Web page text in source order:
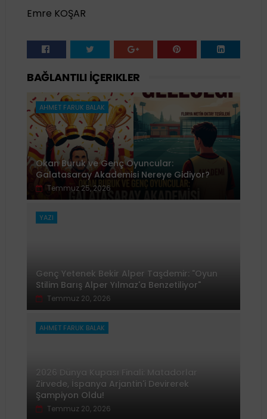
Emre KOŞAR
BAĞLANTILI İÇERIKLER
AHMET FARUK BALAK
Okan Buruk ve Genç Oyuncular:
Galatasaray Akademisi Nereye Gidiyor?
Temmuz 25, 2026
YAZI
Genç Yetenek Bekir Alper Taşdemir: "Oyun
Stilim Barış Alper Yılmaz'a Benzetiliyor"
Temmuz 20, 2026
AHMET FARUK BALAK
2026 Dünya Kupası Finali: Matadorlar
Zirvede, İspanya Arjantin'i Devirerek
Şampiyon Oldu!
Temmuz 20, 2026